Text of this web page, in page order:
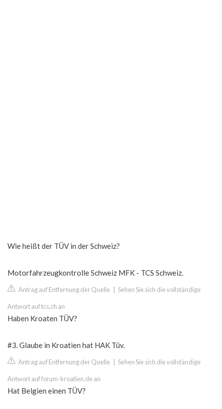
Wie heißt der TÜV in der Schweiz?
Motorfahrzeugkontrolle Schweiz MFK - TCS Schweiz.
Antrag auf Entfernung der Quelle Sehen Sie sich die vollständige
Antwort auf tcs.ch an
Haben Kroaten TÜV?
#3. Glaube in Kroatien hat HAK Tüv.
Antrag auf Entfernung der Quelle Sehen Sie sich die vollständige
Antwort auf forum-kroatien.de an
Hat Belgien einen TÜV?